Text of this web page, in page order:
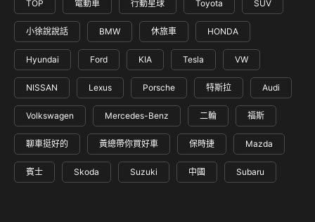
TOP 電動車 行動星球 Toyota SUV
小徐說說話 BMW 休旅車 HONDA
Hyundai Ford KIA Tesla VW
NISSAN Lexus Porsche 特斯拉 Audi
Volkswagen Mercedes-Benz 二輪 福斯
聊車挺好的 黃總帶你買好車 保時捷 Mazda
賓士 Skoda Suzuki 中國 Subaru